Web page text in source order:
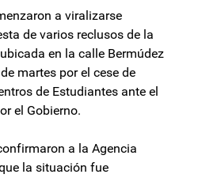
a viralizarse
de varios reclusos de la
en la calle Bermúdez
martes por el cese de
de Estudiantes ante el
el Gobierno.
a la Agencia
la situación fue